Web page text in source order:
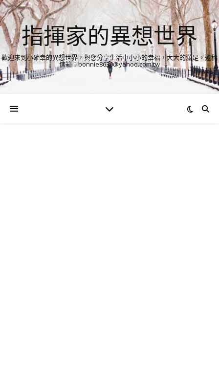
指揮家的異想世界
歡迎來到小確幸的異想世界，與您分享生活中小小的幸福，大大的滿足。邀稿
信箱：bonnie8630@yahoo.com.tw